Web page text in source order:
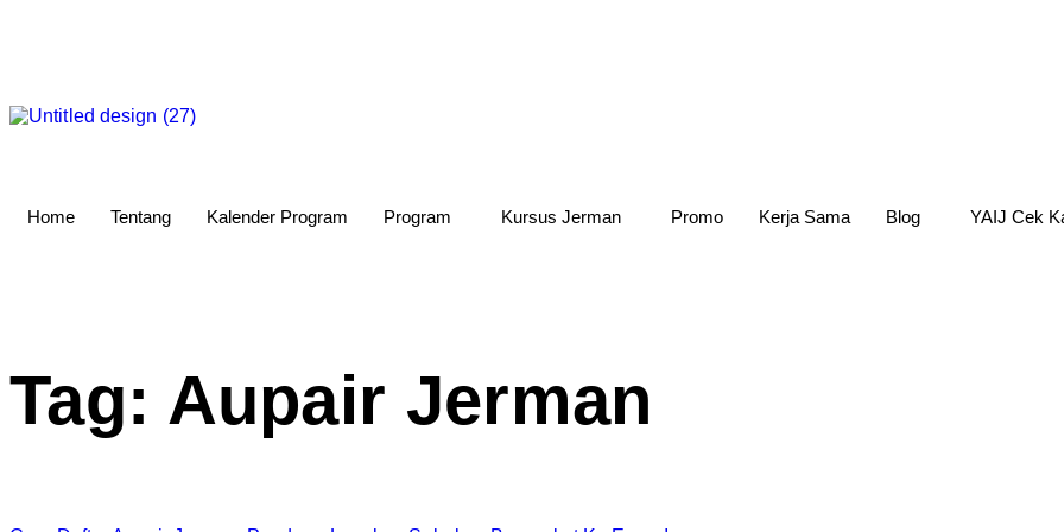
Home Tentang Kalender Program Program Kursus Jerman Promo Kerja Sama Blog YAIJ Cek
Tag: Aupair Jerman